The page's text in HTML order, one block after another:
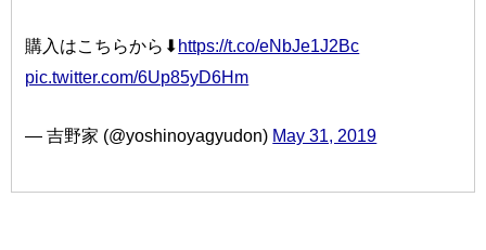
購入はこちらから⬇https://t.co/eNbJe1J2Bc
pic.twitter.com/6Up85yD6Hm
— 吉野家 (@yoshinoyagyudon) May 31, 2019